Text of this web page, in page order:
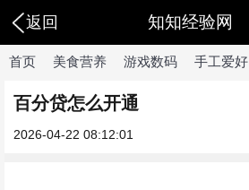
返回 知知经验网
首页 美食营养 游戏数码 手工爱好
百分贷怎么开通
2026-04-22 08:12:01